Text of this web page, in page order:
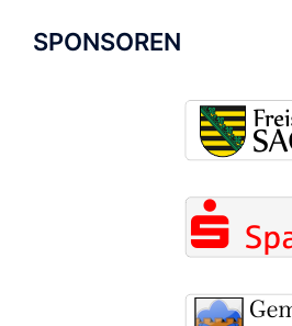
SPONSOREN